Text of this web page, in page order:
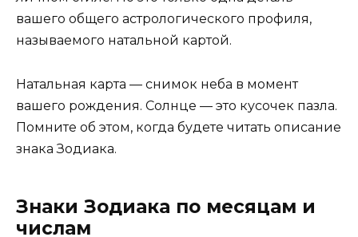
вашего общего астрологического профиля,
называемого натальной картой.
Натальная карта — снимок неба в момент
вашего рождения. Солнце — это кусочек пазла.
Помните об этом, когда будете читать описание
знака Зодиака.
Знаки Зодиака по месяцам и
числам